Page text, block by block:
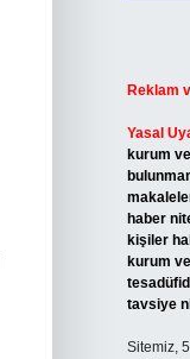
Reklam
Yasal
kurum
haber
kişiler
kurum
tavsiye
Sitemiz,